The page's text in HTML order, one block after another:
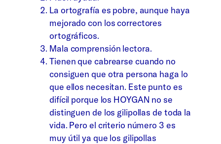
La ortografía es pobre, aunque haya
mejorado con los correctores
ortográficos.
Mala comprensión lectora.
Tienen que cabrearse cuando no
consiguen que otra persona haga lo
que ellos necesitan. Este punto es
difícil porque los HOYGAN no se
distinguen de los gilipollas de toda la
vida. Pero el criterio número 3 es
muy útil ya que los gilipollas